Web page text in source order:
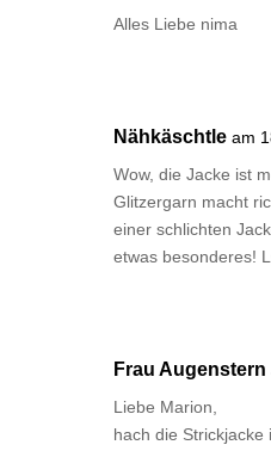
Alles Liebe nima
Nähkäschtle am
Wow, die Jacke ist
Glitzergarn macht
einer schlichten
etwas besonderes!
Frau Augenstern
Liebe Marion,
hach die